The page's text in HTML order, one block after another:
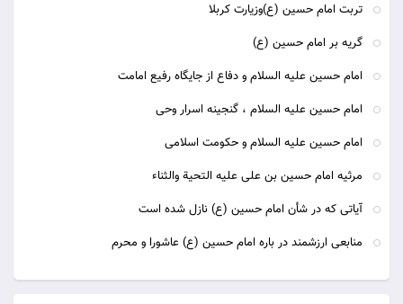
تربت امام حسین (ع)وزیارت کربلا
گریه بر امام حسین (ع)
امام حسین علیه السلام و دفاع از جایگاه رفیع امامت
امام حسین علیه السلام ، گنجینه اسرار وحی
امام حسین علیه السلام و حکومت اسلامی
مرثیه امام حسین بن علی علیه التحیة والثناء
آیاتی که در شأن امام حسین (ع) نازل شده است
منابعی ارزشمند در باره امام حسین (ع) عاشورا و محرم